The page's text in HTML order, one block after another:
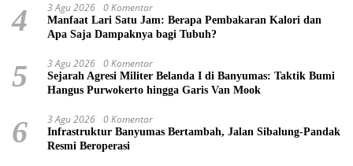
4 3 Agu 2026 0 Komentar
Manfaat Lari Satu Jam: Berapa Pembakaran Kalori dan
Apa Saja Dampaknya bagi Tubuh?
5 3 Agu 2026 0 Komentar
Sejarah Agresi Militer Belanda I di Banyumas: Taktik Bumi
Hangus Purwokerto hingga Garis Van Mook
6 3 Agu 2026 0 Komentar
Infrastruktur Banyumas Bertambah, Jalan Sibalung-Pandak
Resmi Beroperasi